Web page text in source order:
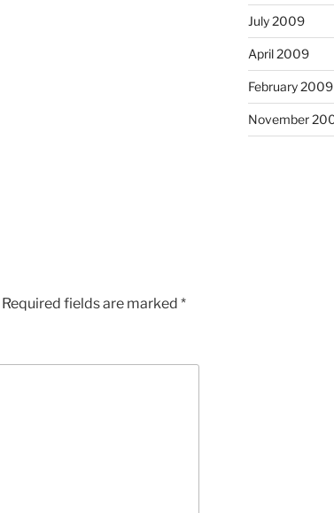
Required fields are marked *
July 2009
April 2009
February 2009
November